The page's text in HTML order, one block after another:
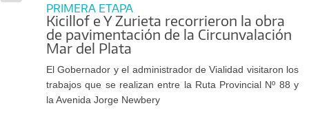
PRIMERA ETAPA
Kicillof e Y Zurieta recorrieron la obra
de pavimentación de la Circunvalación
Mar del Plata
El Gobernador y el administrador de Vialidad visitaron los
trabajos que se realizan entre la Ruta Provincial Nº 88 y
la Avenida Jorge Newbery